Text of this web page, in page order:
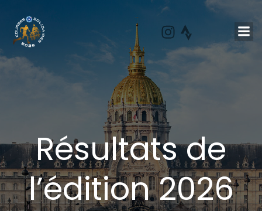
au
contenu
Résultats de
l’édition 2026